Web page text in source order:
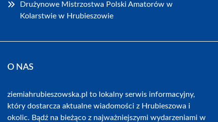
Drużynowe Mistrzostwa Polski Amatorów w
Kolarstwie w Hrubieszowie
O NAS
ziemiahrubieszowska.pl to lokalny serwis informacyjny,
który dostarcza aktualne wiadomości z Hrubieszowa i
okolic. Bądź na bieżąco z najważniejszymi wydarzeniami w